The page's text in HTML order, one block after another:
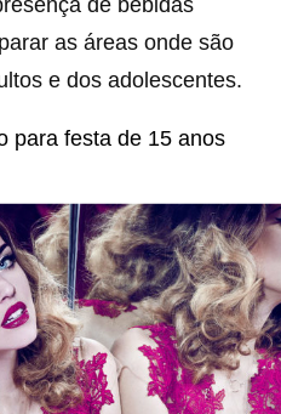
as áreas onde são
e dos adolescentes.
para festa de 15 anos